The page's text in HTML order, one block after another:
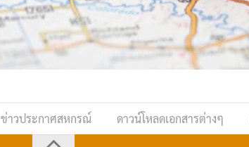
ข่าวประกาศสหกรณ์ ดาวน์โหลดเอกสารต่างๆ